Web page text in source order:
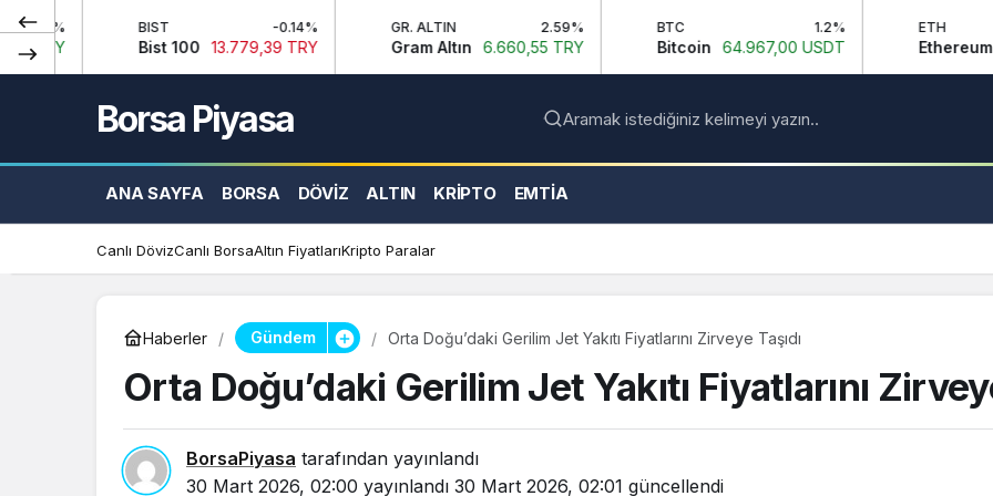
BIST
Bist 100 13.779,39 TRY
GR. ALTIN 2.59%
Gram Altın 6.660,55 TRY
BTC
Bitcoin 64.967,00 USDT
ETH
Ethereum 1.915,32
Borsa Piyasa Aramak istediğiniz kelimeyi yazın..
ANA SAYFA BORSA DÖVIZ ALTIN KRIPTO EMTIA
Canlı DövizCanlı BorsaAltın FiyatlarıKripto Paralar
Haberler Gündem Orta Doğu’daki Gerilim Jet Yakıtı Fiyatlarını Zirveye Taşıdı
Orta Doğu’daki Gerilim Jet Yakıtı Fiyatlarını
BorsaPiyasa tarafından yayınlandı
30 Mart 2026, 02:00 yayınlandı 30 Mart 2026, 02:01 güncellendi